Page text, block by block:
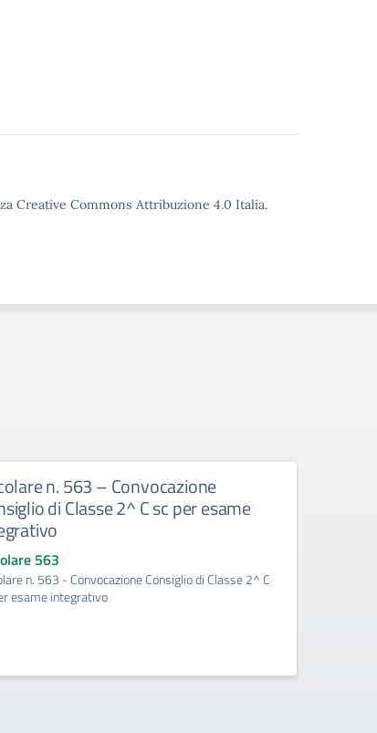
Creative Commons Attribuzione 4.0 Italia.
n. 563 – Convocazione
di Classe 2^ C sc per esame
563
n. 563 - Convocazione Consiglio di Classe 2^ C
esame integrativo